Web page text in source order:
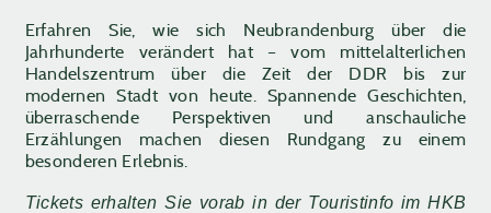
Erfahren Sie, wie sich Neubrandenburg über die
Jahrhunderte verändert hat – vom mittelalterlichen
Handelszentrum über die Zeit der DDR bis zur
modernen Stadt von heute. Spannende Geschichten,
überraschende Perspektiven und anschauliche
Erzählungen machen diesen Rundgang zu einem
besonderen Erlebnis.
Tickets erhalten Sie vorab in der Touristinfo im HKB